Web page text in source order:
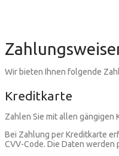
Wir bieten Ihnen folgende
Kreditkarte
Zahlen Sie mit allen gängigen
Bei Zahlung per Kreditkarte
CVV-Code. Die Daten